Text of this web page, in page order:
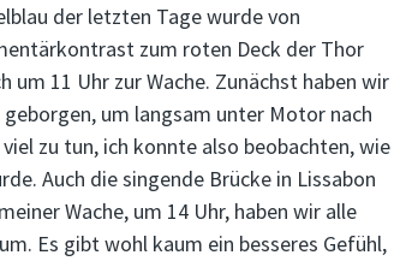
der letzten Tage wurde von
zum roten Deck der Thor
11 Uhr zur Wache. Zunächst haben wir
um langsam unter Motor nach
zu tun, ich konnte also beobachten, wie
Auch die singende Brücke in Lissabon
Wache, um 14 Uhr, haben wir alle
Es gibt wohl kaum ein besseres Gefühl,